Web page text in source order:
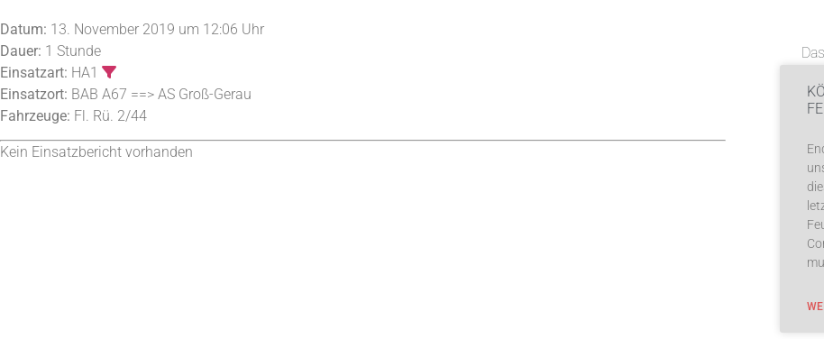
Datum: 13. November 2019 um 12:06 Uhr
Dauer: 1 Stunde
Einsatzart: HA1
Einsatzort: BAB A67 ==> AS Groß-Gerau
Fahrzeuge: Fl. Rü. 2/44
Kein Einsatzbericht vorhanden